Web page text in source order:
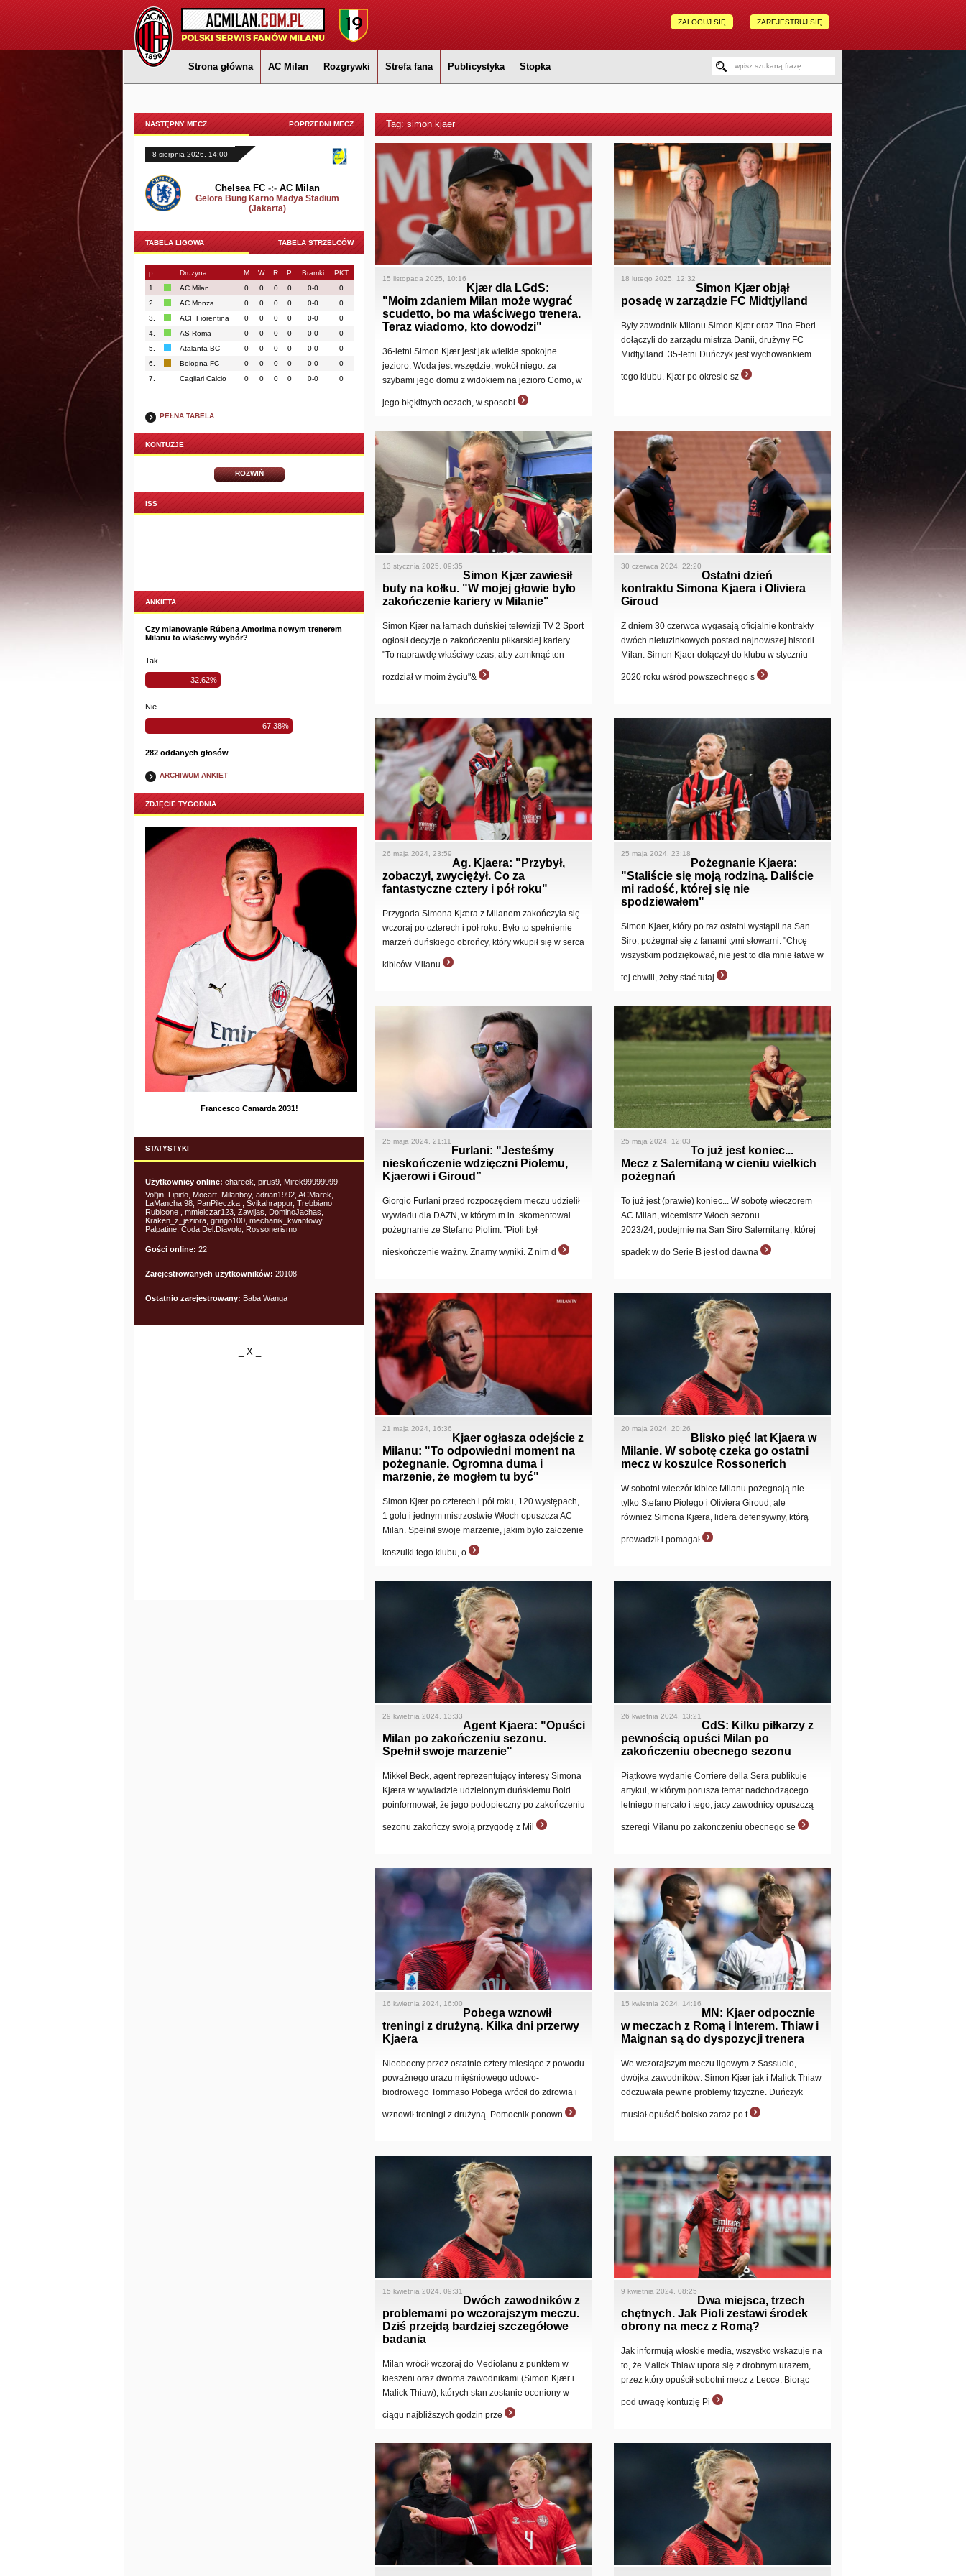
ZAREJESTRUJ SIĘ
ZALOGUJ SIĘ
Strona główna AC Milan Rozgrywki Strefa fana Publicystyka Stopka
NASTĘPNY MECZ POPRZEDNI MECZ
8 sierpnia 2026, 14:00
Chelsea FC -:- AC Milan
Gelora Bung Karno Madya Stadium
(Jakarta)
TABELA LIGOWA TABELA STRZELCÓW
p. Drużyna M W R P Bramki
PKT
1.
AC Milan 0 0 0 0 0-0
0
2.
AC Monza 0 0 0 0 0-0
0
3.
ACF Fiorentina 0 0 0 0 0-0
0
4.
AS Roma 0 0 0 0 0-0
0
5.
Atalanta BC 0 0 0 0 0-0
0
6.
Bologna FC 0 0 0 0 0-0
0
7.
Cagliari Calcio 0 0 0 0 0-0 0
PEŁNA TABELA
KONTUZJE
ROZWIŃ
ISS
ANKIETA
Czy mianowanie Rúbena Amorima nowym trenerem
Milanu to właściwy wybór?
Tak
32.62%
Nie
67.38%
282 oddanych głosów
ARCHIWUM ANKIET
ZDJĘCIE TYGODNIA
Francesco Camarda 2031!
STATYSTYKI
Użytkownicy online: chareck, pirus9, Mirek99999999,
Vol'jin, Lipido, Mocart, Milanboy, adrian1992, ACMarek,
LaMancha 98, PanPileczka , Svikahrappur, Trebbiano
Rubicone , mmielczar123, Zawijas, DominoJachas,
Kraken_z_jeziora, gringo100, mechanik_kwantowy,
Palpatine, Coda.Del.Diavolo, Rossonerismo
Gości online: 22
Zarejestrowanych użytkowników: 20108
Ostatnio zarejestrowany: Baba Wanga
_ X _
Tag: simon kjaer
15 listopada 2025, 10:16
Kjær dla LGdS:
"Moim zdaniem Milan może wygrać
scudetto, bo ma właściwego trenera.
Teraz wiadomo, kto dowodzi"
36-letni Simon Kjær jest jak wielkie spokojne
jezioro. Woda jest wszędzie, wokół niego: za
szybami jego domu z widokiem na jezioro Como, w
jego błękitnych oczach, w sposobi
18 lutego 2025, 12:32
Simon Kjær objął
posadę w zarządzie FC Midtjylland
Były zawodnik Milanu Simon Kjær oraz Tina Eberl
dołączyli do zarządu mistrza Danii, drużyny FC
Midtjylland. 35-letni Duńczyk jest wychowankiem
tego klubu. Kjær po okresie sz
13 stycznia 2025, 09:35
Simon Kjær zawiesił
buty na kołku. "W mojej głowie było
zakończenie kariery w Milanie"
Simon Kjær na łamach duńskiej telewizji TV 2 Sport
ogłosił decyzję o zakończeniu piłkarskiej kariery.
"To naprawdę właściwy czas, aby zamknąć ten
rozdział w moim życiu"&
30 czerwca 2024, 22:20
Ostatni dzień
kontraktu Simona Kjaera i Oliviera
Giroud
Z dniem 30 czerwca wygasają oficjalnie kontrakty
dwóch nietuzinkowych postaci najnowszej historii
Milan. Simon Kjaer dołączył do klubu w styczniu
2020 roku wśród powszechnego s
26 maja 2024, 23:59
Ag. Kjaera: "Przybył,
zobaczył, zwyciężył. Co za
fantastyczne cztery i pół roku"
Przygoda Simona Kjæra z Milanem zakończyła się
wczoraj po czterech i pół roku. Było to spełnienie
marzeń duńskiego obrońcy, który wkupił się w serca
kibiców Milanu
25 maja 2024, 23:18
Pożegnanie Kjaera:
"Staliście się moją rodziną. Daliście
mi radość, której się nie
spodziewałem"
Simon Kjaer, który po raz ostatni wystąpił na San
Siro, pożegnał się z fanami tymi słowami: "Chcę
wszystkim podziękować, nie jest to dla mnie łatwe w
tej chwili, żeby stać tutaj
25 maja 2024, 21:11
Furlani: "Jesteśmy
nieskończenie wdzięczni Piolemu,
Kjaerowi i Giroud”
Giorgio Furlani przed rozpoczęciem meczu udzielił
wywiadu dla DAZN, w którym m.in. skomentował
pożegnanie ze Stefano Piolim: "Pioli był
nieskończenie ważny. Znamy wyniki. Z nim d
25 maja 2024, 12:03
To już jest koniec...
Mecz z Salernitaną w cieniu wielkich
pożegnań
To już jest (prawie) koniec... W sobotę wieczorem
AC Milan, wicemistrz Włoch sezonu
2023/24, podejmie na San Siro Salernitanę, której
spadek w do Serie B jest od dawna
21 maja 2024, 16:36
Kjaer ogłasza odejście z
Milanu: "To odpowiedni moment na
pożegnanie. Ogromna duma i
marzenie, że mogłem tu być"
Simon Kjær po czterech i pół roku, 120 występach,
1 golu i jednym mistrzostwie Włoch opuszcza AC
Milan. Spełnił swoje marzenie, jakim było założenie
koszulki tego klubu, o
20 maja 2024, 20:26
Blisko pięć lat Kjaera w
Milanie. W sobotę czeka go ostatni
mecz w koszulce Rossonerich
W sobotni wieczór kibice Milanu pożegnają nie
tylko Stefano Piolego i Oliviera Giroud, ale
również Simona Kjæra, lidera defensywny, którą
prowadził i pomagał
29 kwietnia 2024, 13:33
Agent Kjaera: "Opuści
Milan po zakończeniu sezonu.
Spełnił swoje marzenie"
Mikkel Beck, agent reprezentujący interesy Simona
Kjæra w wywiadzie udzielonym duńskiemu Bold
poinformował, że jego podopieczny po zakończeniu
sezonu zakończy swoją przygodę z Mil
26 kwietnia 2024, 13:21
CdS: Kilku piłkarzy z
pewnością opuści Milan po
zakończeniu obecnego sezonu
Piątkowe wydanie Corriere della Sera publikuje
artykuł, w którym porusza temat nadchodzącego
letniego mercato i tego, jacy zawodnicy opuszczą
szeregi Milanu po zakończeniu obecnego se
16 kwietnia 2024, 16:00
Pobega wznowił
treningi z drużyną. Kilka dni przerwy
Kjaera
Nieobecny przez ostatnie cztery miesiące z powodu
poważnego urazu mięśniowego udowo-
biodrowego Tommaso Pobega wrócił do zdrowia i
wznowił treningi z drużyną. Pomocnik ponown
15 kwietnia 2024, 14:16
MN: Kjaer odpocznie
w meczach z Romą i Interem. Thiaw i
Maignan są do dyspozycji trenera
We wczorajszym meczu ligowym z Sassuolo,
dwójka zawodników: Simon Kjær jak i Malick Thiaw
odczuwała pewne problemy fizyczne. Duńczyk
musiał opuścić boisko zaraz po t
15 kwietnia 2024, 09:31
Dwóch zawodników z
problemami po wczorajszym meczu.
Dziś przejdą bardziej szczegółowe
badania
Milan wrócił wczoraj do Mediolanu z punktem w
kieszeni oraz dwoma zawodnikami (Simon Kjær i
Malick Thiaw), których stan zostanie oceniony w
ciągu najbliższych godzin prze
9 kwietnia 2024, 08:25
Dwa miejsca, trzech
chętnych. Jak Pioli zestawi środek
obrony na mecz z Romą?
Jak informują włoskie media, wszystko wskazuje na
to, że Malick Thiaw upora się z drobnym urazem,
przez który opuścił sobotni mecz z Lecce. Biorąc
pod uwagę kontuzję Pi